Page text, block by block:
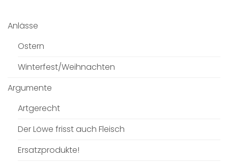
Anlässe
Ostern
Winterfest/Weihnachten
Argumente
Artgerecht
Der Löwe frisst auch Fleisch
Ersatzprodukte!